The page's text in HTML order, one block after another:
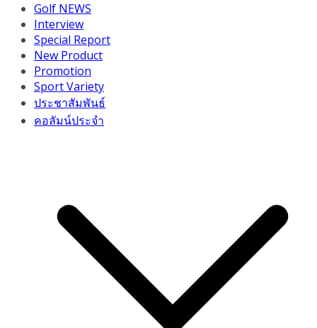
Golf NEWS
Interview
Special Report
New Product
Promotion
Sport Variety
ประชาสัมพันธ์
คอลัมน์ประจำ